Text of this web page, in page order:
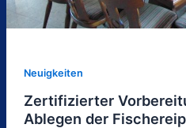
Neuigkeiten
Zertifizierter
Ablegen der